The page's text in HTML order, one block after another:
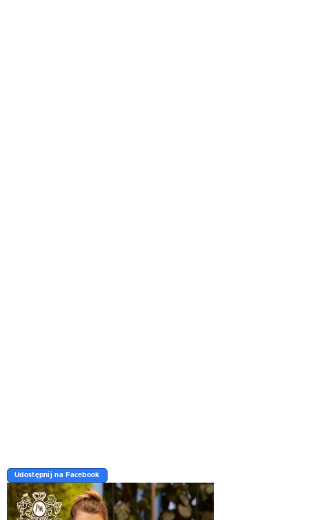
Udostępnij na Facebook